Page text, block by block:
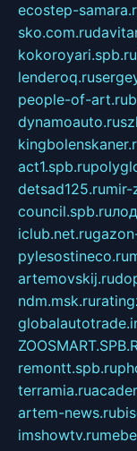
ecostep-
sko.com.ru
kokoroyari.spb.ru
lenderoq.ru
people-of-art.ru
dynamoauto.ru
act1.spb.ru
detsad125.rumir-
council.spb.ru
iclub.net.ru
pylesostineco.ru
artemovskij.ru
ndm.msk.ru
remontt.spb.ru
terramia.ru
artem-news.ru
imshowtv.ru